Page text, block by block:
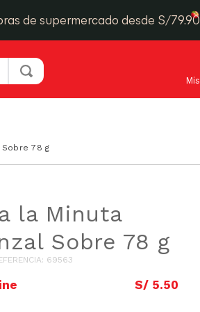
de supermercado desde S/79.90
78 g
la Minuta
Sobre 78 g
: 69563
S/ 5.50